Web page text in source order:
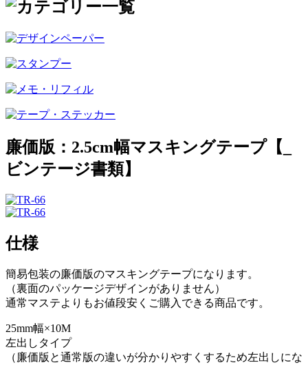
廉価版：2.5cm幅マスキングテープ【_
ビンテージ書類】
仕様
簡易包装の廉価版のマスキングテープになります。
（裏面のパッケージデザインがありません）
通常マステよりもお値段安くご購入できる商品です。
25mm幅×10M
左出しタイプ
（廉価版と通常版の違いが分かりやすくするため左出しにな